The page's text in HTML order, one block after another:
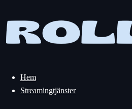
innehåll
Hem
Streamingtjänster